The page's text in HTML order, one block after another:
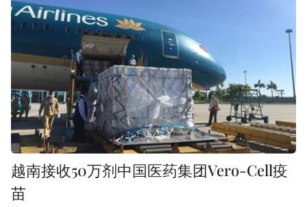
越南接收50万剂中国医药集团Vero-Cell疫
苗